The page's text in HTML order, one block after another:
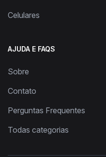
Celulares
AJUDA E FAQS
Sobre
Contato
Perguntas Frequentes
Todas categorias